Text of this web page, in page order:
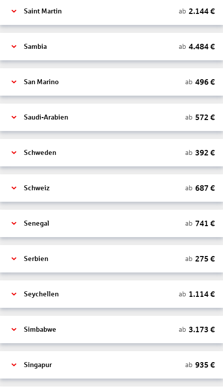
Saint Martin ab 2.144€
Sambia ab 4.484€
San Marino ab 496€
Saudi-Arabien ab 572 €
Schweden ab 392 €
Schweiz ab 687 €
Senegal ab 741 €
Serbien ab 275 €
Seychellen ab 1.114€
Simbabwe ab 3.173 €
Singapur ab 935 €